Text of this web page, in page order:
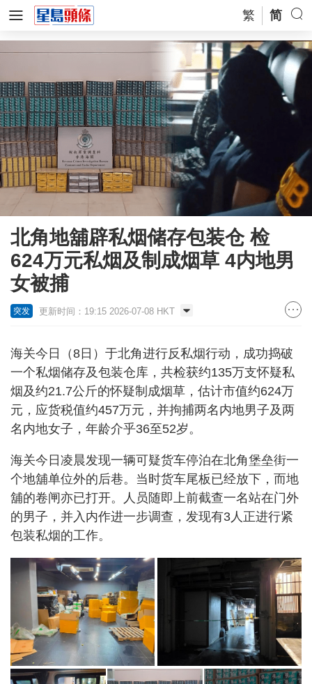
繁 简
北角地舖辟私烟储存包装仓 检
624万元私烟及制成烟草 4内地男
女被捕
突发 更新时间：19:15 2026-07-08 HKT
海关今日（8日）于北角进行反私烟行动，成功捣破
一个私烟储存及包装仓库，共检获约135万支怀疑私
烟及约21.7公斤的怀疑制成烟草，估计市值约624万
元，应货税值约457万元，并拘捕两名内地男子及两
名内地女子，年龄介乎36至52岁。
海关今日凌晨发现一辆可疑货车停泊在北角堡垒街一
个地舖单位外的后巷。当时货车尾板已经放下，而地
舖的卷闸亦已打开。人员随即上前截查一名站在门外
的男子，并入内作进一步调查，发现有3人正进行紧
包装私烟的工作。